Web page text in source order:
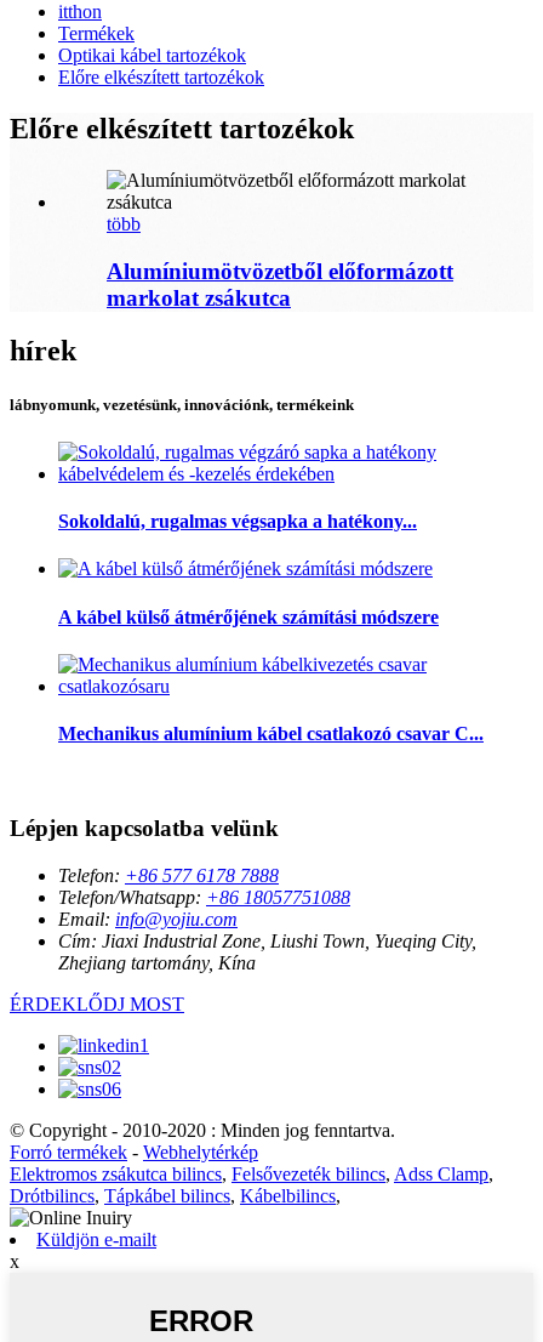
itthon
Termékek
Optikai kábel tartozékok
Előre elkészített tartozékok
Előre elkészített tartozékok
több
Alumíniumötvözetből előformázott
markolat zsákutca
hírek
lábnyomunk, vezetésünk, innovációnk, termékeink
Sokoldalú, rugalmas végsapka a hatékony...
A kábel külső átmérőjének számítási módszere
Mechanikus alumínium kábel csatlakozó csavar C...
Lépjen kapcsolatba velünk
Telefon: +86 577 6178 7888
Telefon/Whatsapp: +86 18057751088
Email: info@yojiu.com
Cím: Jiaxi Industrial Zone, Liushi Town, Yueqing City,
Zhejiang tartomány, Kína
ÉRDEKLŐDJ MOST
© Copyright - 2010-2020 : Minden jog fenntartva.
Forró termékek - Webhelytérkép
Elektromos zsákutca bilincs, Felsővezeték bilincs, Adss Clamp,
Drótbilincs, Tápkábel bilincs, Kábelbilincs,
Küldjön e-mailt
x